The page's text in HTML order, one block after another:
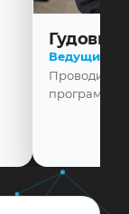
Ведущий
Проводит